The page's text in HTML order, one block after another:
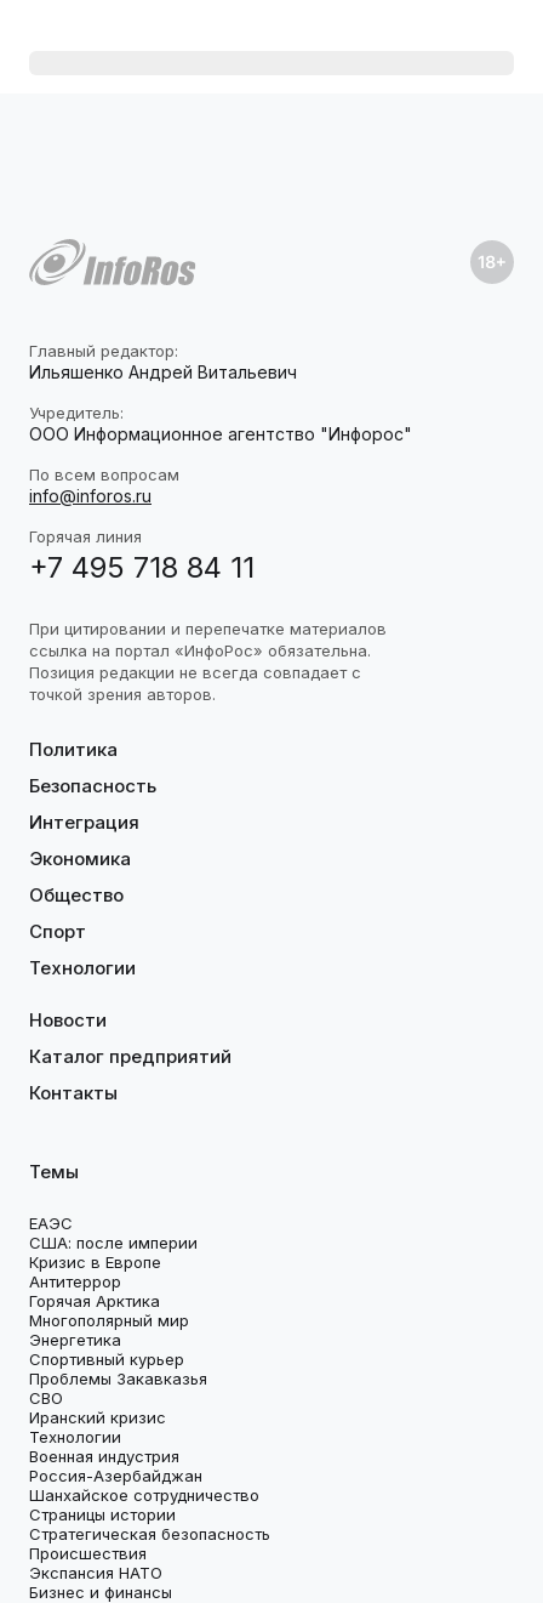
Главный редактор:
Ильяшенко Андрей Витальевич
Учредитель:
ООО Информационное агентство "Инфорос"
По всем вопросам
info@inforos.ru
Горячая линия
+7 495 718 84 11
При цитировании и перепечатке материалов
ссылка на портал «ИнфоРос» обязательна.
Позиция редакции не всегда совпадает с
точкой зрения авторов.
Политика
Безопасность
Интеграция
Экономика
Общество
Спорт
Технологии
Новости
Каталог предприятий
Контакты
Темы
ЕАЭС
США: после империи
Кризис в Европе
Антитеррор
Горячая Арктика
Многополярный мир
Энергетика
Спортивный курьер
Проблемы Закавказья
СВО
Иранский кризис
Технологии
Военная индустрия
Россия-Азербайджан
Шанхайское сотрудничество
Страницы истории
Стратегическая безопасность
Происшествия
Экспансия НАТО
Бизнес и финансы